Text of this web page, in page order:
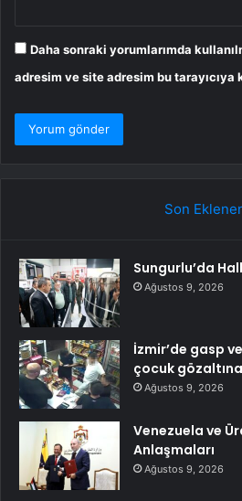
Daha sonraki yorumlarımda
adresim ve site adresim bu tarayıcıya
Son
Sungurlu’da
Ağustos 9, 2026
İzmir’de gasp
çocuk gözaltına
Ağustos 9, 2026
Venezuela ve
Anlaşmaları
Ağustos 9, 2026